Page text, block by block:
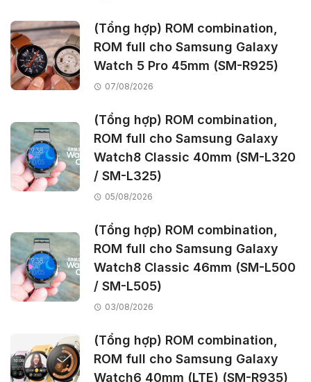
(Tổng hợp) ROM combination,
ROM full cho Samsung Galaxy
Watch 5 Pro 45mm (SM-R925)
07/08/2026
(Tổng hợp) ROM combination,
ROM full cho Samsung Galaxy
Watch8 Classic 40mm (SM-L320
/ SM-L325)
05/08/2026
(Tổng hợp) ROM combination,
ROM full cho Samsung Galaxy
Watch8 Classic 46mm (SM-L500
/ SM-L505)
03/08/2026
(Tổng hợp) ROM combination,
ROM full cho Samsung Galaxy
Watch6 40mm (LTE) (SM-R935)